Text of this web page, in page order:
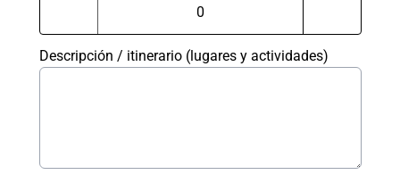
Descripción / itinerario (lugares y actividades)